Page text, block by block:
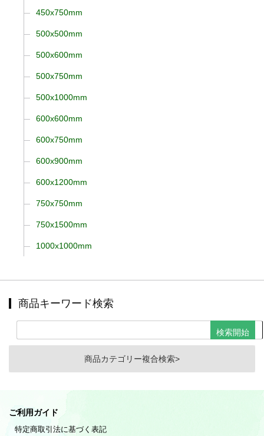
450x750mm
500x500mm
500x600mm
500x750mm
500x1000mm
600x600mm
600x750mm
600x900mm
600x1200mm
750x750mm
750x1500mm
1000x1000mm
商品キーワード検索
商品カテゴリー複合検索>
ご利用ガイド
特定商取引法に基づく表記